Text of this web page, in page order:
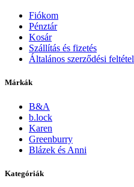
Fiókom
Pénztár
Kosár
Szállítás és fizetés
Általános szerződési
Márkák
B&A
b.lock
Karen
Greenburry
Blázek és Anni
Kategóriák